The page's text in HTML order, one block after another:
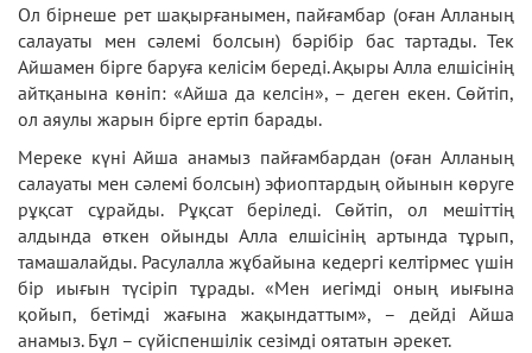
Ол бірнеше рет шақырғанымен, пайғамбар (оған Алланың
салауаты мен сәлемі болсын) бәрібір бас тартады. Тек
Айшамен бірге баруға келісім береді. Ақыры Алла елшісінің
айтқанына көніп: «Айша да келсін», – деген екен. Сөйтіп,
ол аяулы жарын бірге ертіп барады.
Мереке күні Айша анамыз пайғамбардан (оған Алланың
салауаты мен сәлемі болсын) эфиоптардың ойынын көруге
рұқсат сұрайды. Рұқсат беріледі. Сөйтіп, ол мешіттің
алдында өткен ойынды Алла елшісінің артында тұрып,
тамашалайды. Расулалла жұбайына кедергі келтірмес үшін
бір иығын түсіріп тұрады. «Мен иегімді оның иығына
қойып, бетімді жағына жақындаттым», – дейді Айша
анамыз. Бұл – сүйіспеншілік сезімді оятатын әрекет.